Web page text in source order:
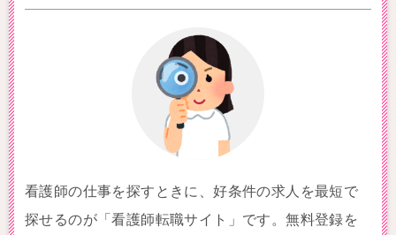
看護師の仕事を探すときに、好条件の求人を最短で
探せるのが「看護師転職サイト」です。無料登録を